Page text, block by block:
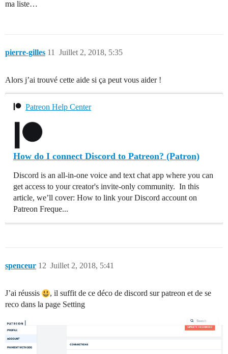
ma liste…
pierre-gilles Juillet 2, 2018, 5:35
11
Alors j’ai trouvé cette aide si ça peut vous aider !
Patreon Help Center
How do I connect Discord to Patreon? (Patron)
Discord is an all-in-one voice and text chat app where you can
get access to your creator's invite-only community. In this
article, we’ll cover: How to link your Discord account on
Patreon Freque...
spenceur Juillet 2, 2018, 5:41
12
J’ai réussis
, il suffit de ce déco de discord sur patreon et de se
reco dans la page Setting